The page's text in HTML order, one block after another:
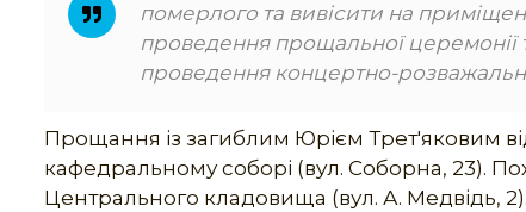
померлого та вивісити на
проведення прощальної церемонії
проведення концертно-
Прощання із загиблим Юрієм Трет'яковим
кафедральному соборі (вул. Соборна, 23).
Центрального кладовища (вул. А. Медвідь, 2).